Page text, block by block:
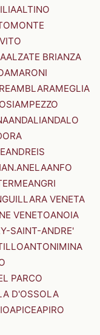
ALTINO
ALZATE BRIANZA
AMARONI
AMBLARAMEGLIA
AMPEZZO
ANDALIANDALO
ANDREIS
ANELAANFO
ANGRI
VENETA
VENETOANOIA
SAINT-ANDRE'
ANTONIMINA
PARCO
D'OSSOLA
APICEAPIRO